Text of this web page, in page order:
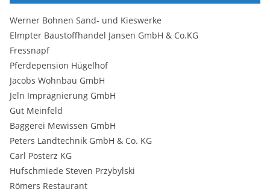
Werner Bohnen Sand- und Kieswerke
Elmpter Baustoffhandel Jansen GmbH & Co.KG
Fressnapf
Pferdepension Hügelhof
Jacobs Wohnbau GmbH
Jeln Imprägnierung GmbH
Gut Meinfeld
Baggerei Mewissen GmbH
Peters Landtechnik GmbH & Co. KG
Carl Posterz KG
Hufschmiede Steven Przybylski
Römers Restaurant